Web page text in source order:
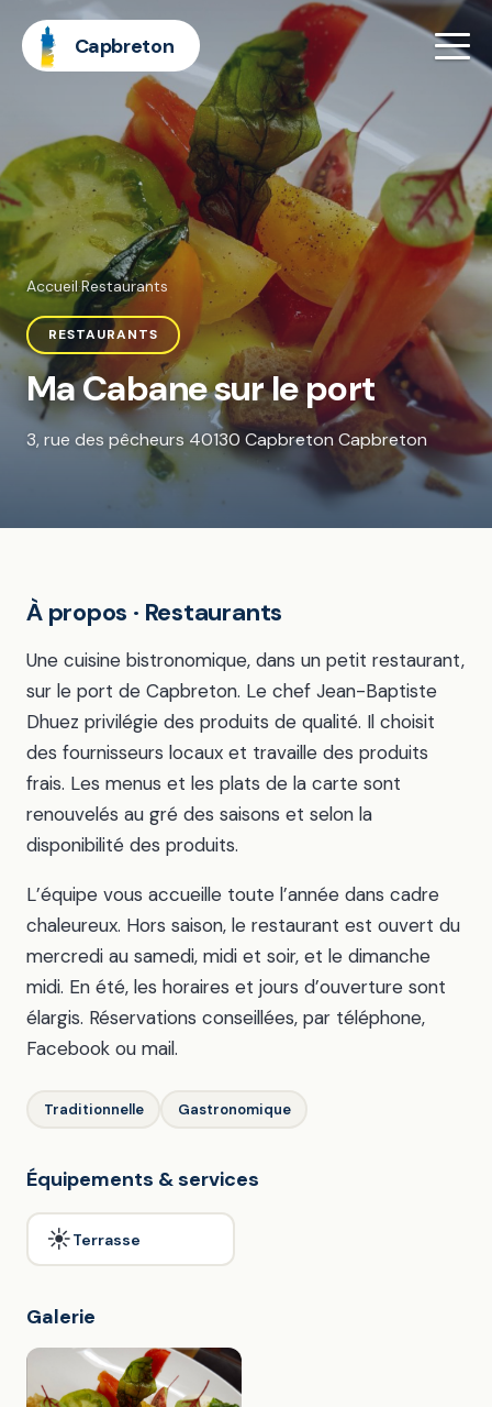
Capbreton
Accueil·Restaurants
RESTAURANTS
Ma Cabane sur le port
3, rue des pêcheurs 40130 Capbreton Capbreton
À propos · Restaurants
Une cuisine bistronomique, dans un petit restaurant,
sur le port de Capbreton. Le chef Jean-Baptiste
Dhuez privilégie des produits de qualité. Il choisit
des fournisseurs locaux et travaille des produits
frais. Les menus et les plats de la carte sont
renouvelés au gré des saisons et selon la
disponibilité des produits.
L’équipe vous accueille toute l’année dans cadre
chaleureux. Hors saison, le restaurant est ouvert du
mercredi au samedi, midi et soir, et le dimanche
midi. En été, les horaires et jours d’ouverture sont
élargis. Réservations conseillées, par téléphone,
Facebook ou mail.
Traditionnelle Gastronomique
Équipements & services
☀️Terrasse
Galerie